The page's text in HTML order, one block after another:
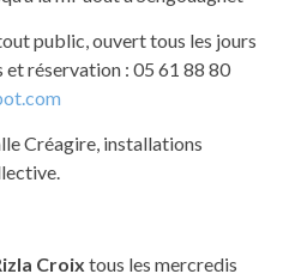
public, ouvert tous les jours
réservation : 05 61 88 80
Créagire, installations
Croix tous les mercredis